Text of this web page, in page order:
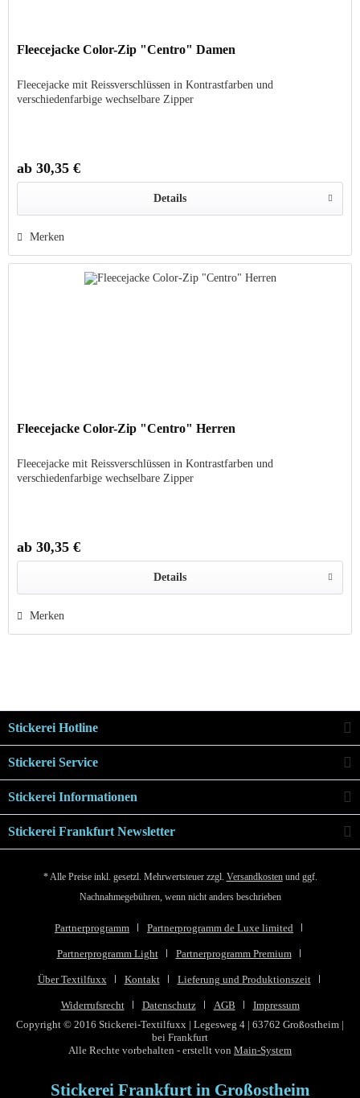
Fleecejacke Color-Zip "Centro" Damen
Fleecejacke mit Reissverschlüssen in Kontrastfarben und
verschiedenfarbige wechselbare Zipper
ab 30,35 €
Details
Merken
Fleecejacke Color-Zip "Centro" Herren
Fleecejacke mit Reissverschlüssen in Kontrastfarben und
verschiedenfarbige wechselbare Zipper
ab 30,35 €
Details
Merken
Stickerei Hotline
Stickerei Service
Stickerei Informationen
Stickerei Frankfurt Newsletter
* Alle Preise inkl. gesetzl. Mehrwertsteuer zzgl. Versandkostenund ggf.
Nachnahmegebühren, wenn nicht anders beschrieben
Partnerprogramm Partnerprogramm de Luxe limited
Partnerprogramm Light Partnerprogramm Premium
Über Textilfuxx Kontakt Lieferung und Produktionszeit
Widerrufsrecht Datenschutz AGB
Impressum
Copyright © 2016 Stickerei-Textilfuxx | Legesweg 4 | 63762 Großostheim |
bei Frankfurt
Alle Rechte vorbehalten - erstellt von Main-System
Stickerei Frankfurt in Großostheim